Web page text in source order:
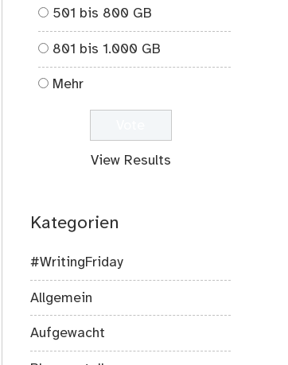
501 bis 800 GB
801 bis 1.000 GB
Mehr
View Results
Kategorien
#WritingFriday
Allgemein
Aufgewacht